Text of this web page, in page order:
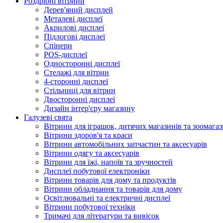
Дерев'яний дисплей
Металеві дисплеї
Акрилові дисплеї
Підлогові дисплеї
Спінери
POS-дисплеї
Односторонні дисплеї
Стелажі для вітрин
4-сторонні дисплеї
Стільниці для вітрин
Двосторонні дисплеї
Дизайн інтер'єру магазину
Галузеві свята
Вітрини для іграшок, дитячих магазинів та
Вітрини здоров'я та краси
Вітрини автомобільних запчастин та аксесуарів
Вітрини одягу та аксесуарів
Вітрини для їжі, напоїв та зручностей
Дисплеї побутової електроніки
Вітрини товарів для дому та продуктів
Вітрини обладнання та товарів для дому
Освітлювальні та електричні дисплеї
Вітрини побутової техніки
Тримачі для літератури та вивісок